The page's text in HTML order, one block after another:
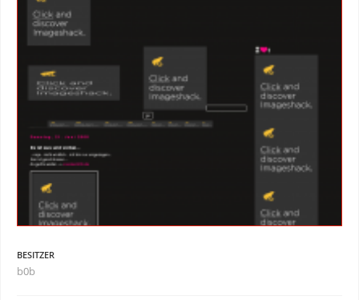
BESITZER
b0b